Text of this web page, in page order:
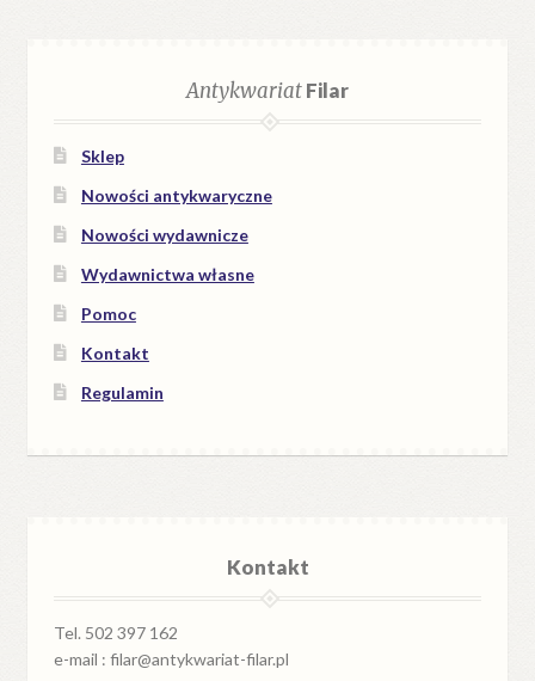
AntykwariatFilar
Sklep
Nowości antykwaryczne
Nowości wydawnicze
Wydawnictwa własne
Pomoc
Kontakt
Regulamin
Kontakt
Tel. 502 397 162
e-mail : filar@antykwariat-filar.pl